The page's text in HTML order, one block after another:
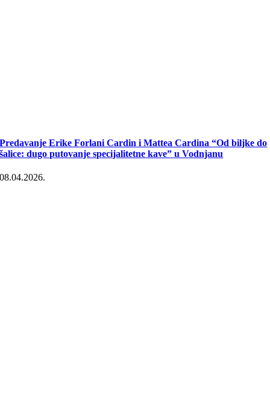
Predavanje Erike Forlani Cardin i Mattea Cardina “Od biljke do
šalice: dugo putovanje specijalitetne kave” u Vodnjanu
08.04.2026.